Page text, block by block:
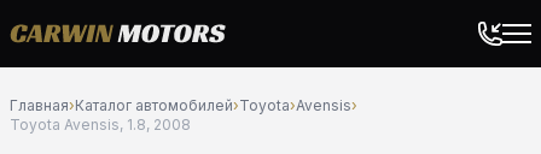
Главная›Каталог автомобилей›Toyota›Avensis›
Toyota Avensis, 1.8, 2008